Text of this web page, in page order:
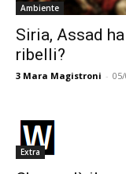
Ambiente
Siria, Assad
ribelli?
3 Mara Magistroni -
Extra